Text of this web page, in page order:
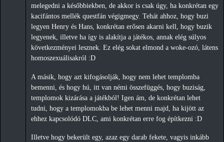
melegedni a későbbiekben, de akkor is csak úgy, ha konkrétan egy
kacifántos mellék questfán végigmegy. Tehát ahhoz, hogy buzi
legyen Henry és Hans, konkrétan erősen akarni kell, hogy buzik
legyenek, illetve ha így is alakítja a játékos, annak elég súlyos
következményei lesznek. Ez elég sokat elmond a woke-ozó, látens
homoszexuálisakról :D
A másik, hogy azt kifogásolják, hogy nem lehet templomba
bemenni, és hogy hú, itt van némi összefüggés, hogy buziság,
templomok kizárása a játékból! Igen ám, de konkrétan lehet
tudni, hogy a templomokba be lehet menni majd, ha kijött az
ehhez kapcsolódó DLC, ami konkrétan erre fog építkezni :D
Illetve hogy bekerült egy, azaz egy darab fekete, vagyis inkább